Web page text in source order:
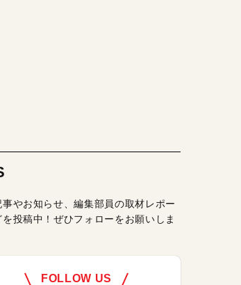
事やお知らせ、編集部員の取材レポー
を投稿中！ぜひフォローをお願いしま
FOLLOW US